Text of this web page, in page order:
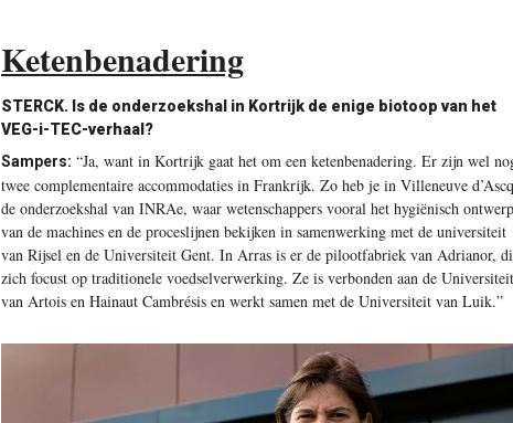
Ketenbenadering
STERCK. Is de onderzoekshal in Kortrijk de enige biotoop van het
VEG-i-TEC-verhaal?
Sampers: “Ja, want in Kortrijk gaat het om een ketenbenadering. Er zijn wel
twee complementaire accommodaties in Frankrijk. Zo heb je in Villeneuve d’Ascq
de onderzoekshal van INRAe, waar wetenschappers vooral het hygiënisch ontwerp
van de machines en de proceslijnen bekijken in samenwerking met de universiteit
van Rijsel en de Universiteit Gent. In Arras is er de pilootfabriek van Adrianor,
zich focust op traditionele voedselverwerking. Ze is verbonden aan de Universiteit
van Artois en Hainaut Cambrésis en werkt samen met de Universiteit van Luik.”